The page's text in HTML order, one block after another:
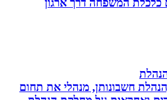
המשפחה דרך ארגון
חשבונותן, מנהלי את תחום